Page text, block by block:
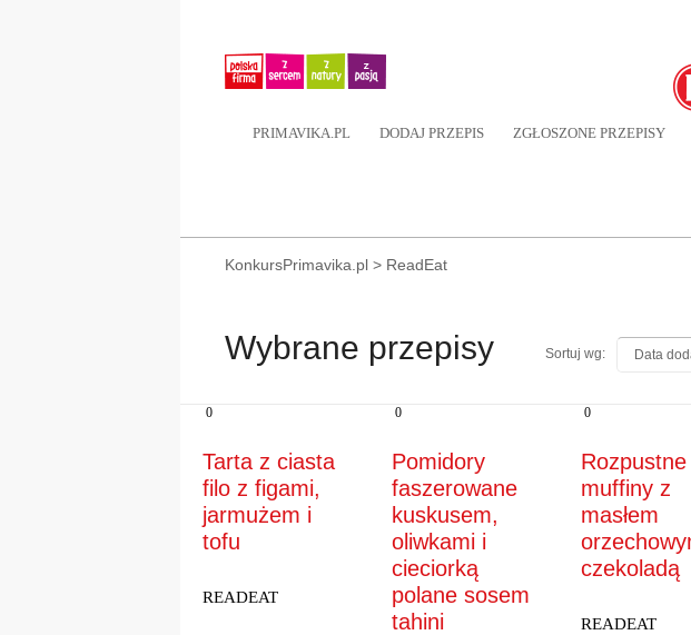
PRIMAVIKA.PL DODAJ PRZEPIS ZGŁOSZONE PRZEPISY
KonkursPrimavika.pl > ReadEat
Wybrane przepisy Sortuj wg: Data
0
Tarta z ciasta
filo z figami,
jarmużem i
tofu
READEAT
0
Pomidory
faszerowane
kuskusem,
oliwkami i
cieciorką
polane sosem
tahini
0
Rozpustne
muffiny z
masłem
czekoladą
READEAT